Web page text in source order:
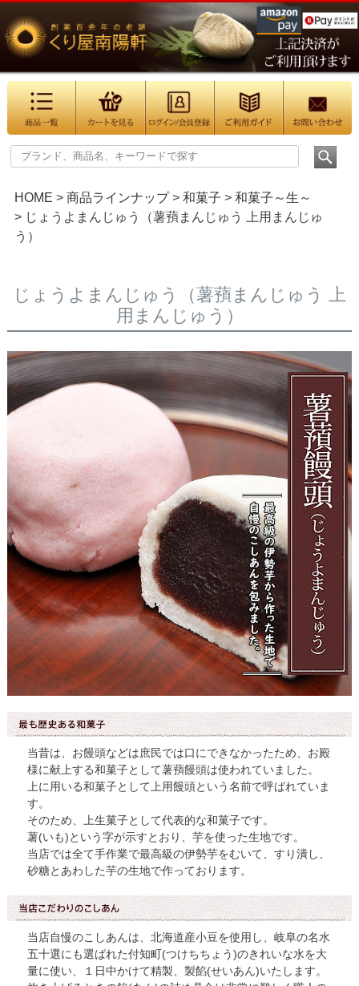
HOME 商品ラインナップ 和菓子
和菓子～生～
じょうよまんじゅう（薯蕷まんじゅう 上用まんじゅ
う）
じょうよまんじゅう（薯蕷まんじゅう 上
用まんじゅう）
当昔は、お饅頭などは庶民では口にできなかったため、お殿
様に献上する和菓子として薯蕷饅頭は使われていました。
上に用いる和菓子として上用饅頭という名前で呼ばれていま
す。
そのため、上生菓子として代表的な和菓子です。
薯(いも)という字が示すとおり、芋を使った生地です。
当店では全て手作業で最高級の伊勢芋をむいて、すり潰し、
砂糖とあわした芋の生地で作っております。
当店自慢のこしあんは、北海道産小豆を使用し、岐阜の名水
五十選にも選ばれた付知町(つけちちょう)のきれいな水を大
量に使い、１日中かけて精製、製餡(せいあん)いたします。